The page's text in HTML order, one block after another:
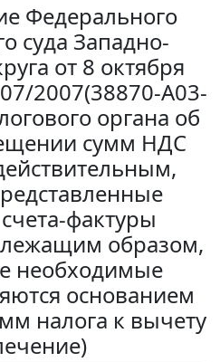
Федерального
суда Западно-
от 8 октября
2007(38870-А03-
органа об
сумм НДС
фактуры
образом,
необходимые
основанием
налога к вычету